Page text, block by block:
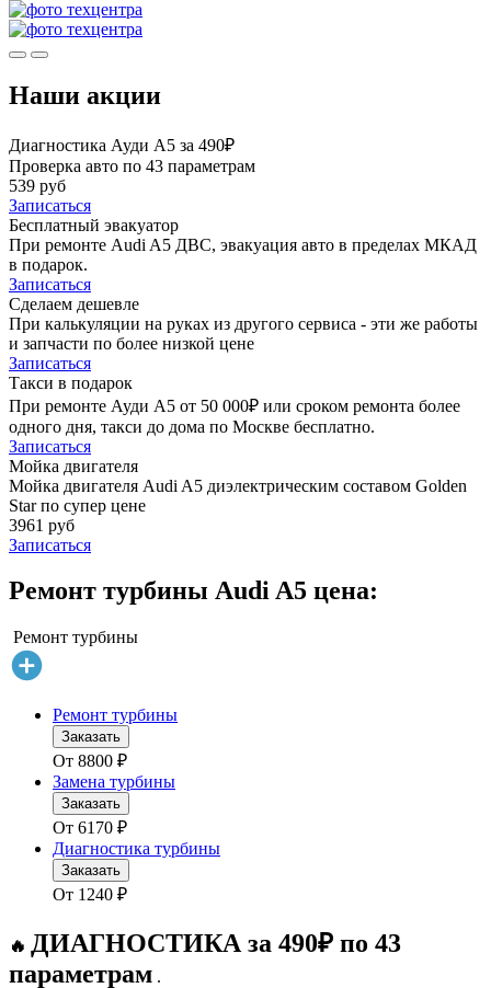
Наши акции
Диагностика Ауди А5 за 490₽
Проверка авто по 43 параметрам
539 руб
Записаться
Бесплатный эвакуатор
При ремонте Audi A5 ДВС, эвакуация авто в пределах МКАД
в подарок.
Записаться
Сделаем дешевле
При калькуляции на руках из другого сервиса - эти же работы
и запчасти по более низкой цене
Записаться
Такси в подарок
При ремонте Ауди А5 от 50 000₽ или сроком ремонта более
одного дня, такси до дома по Москве бесплатно.
Записаться
Мойка двигателя
Мойка двигателя Audi A5 диэлектрическим составом Golden
Star по супер цене
3961 руб
Записаться
Ремонт турбины Audi A5 цена:
Ремонт турбины
Ремонт турбины
Заказать
От 8800 ₽
Замена турбины
Заказать
От 6170 ₽
Диагностика турбины
Заказать
От 1240 ₽
🔥 ДИАГНОСТИКА за 490₽ по 43
параметрам .